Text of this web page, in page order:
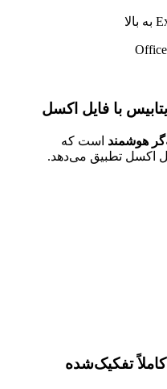
هوشمند است که
اکسل تطبیق می‌دهد.